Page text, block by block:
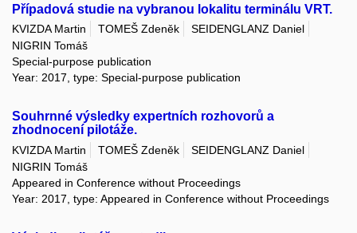
Případová studie na vybranou lokalitu terminálu VRT.
KVIZDA Martin TOMEŠ Zdeněk
SEIDENGLANZ Daniel
NIGRIN Tomáš
Special-purpose publication
Year: 2017, type: Special-purpose publication
Souhrnné výsledky expertních rozhovorů a
zhodnocení pilotáže.
KVIZDA Martin TOMEŠ Zdeněk
SEIDENGLANZ Daniel
NIGRIN Tomáš
Appeared in Conference without Proceedings
Year: 2017, type: Appeared in Conference without Proceedings